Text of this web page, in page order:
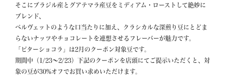
そこにブラジル産とグアテマラ産豆をミディアム・ローストして絶妙に
ブレンド、
ベルヴェットのような口当たりに加え、クラシカルな深煎り豆にとどま
らないナッツやチョコレートを連想させるフレーバーが魅力です。
「ビターショコラ」は2月のクーポン対象豆です。
期間中（1/23〜2/23）下記のクーポンを店頭にてご提示いただくと、対
象の豆が30%オフでお買い求めいただけます。